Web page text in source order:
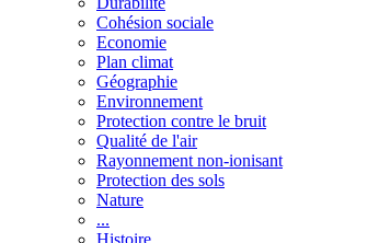
Cohésion sociale
Economie
Plan climat
Géographie
Environnement
Protection contre le bruit
Qualité de l'air
Rayonnement non-ionisant
Protection des sols
Nature
...
Histoire